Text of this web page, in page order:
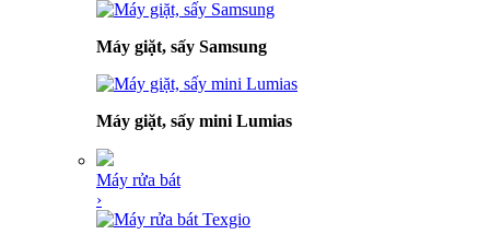
Máy giặt, sấy Samsung
Máy giặt, sấy mini Lumias
Máy rửa bát
›